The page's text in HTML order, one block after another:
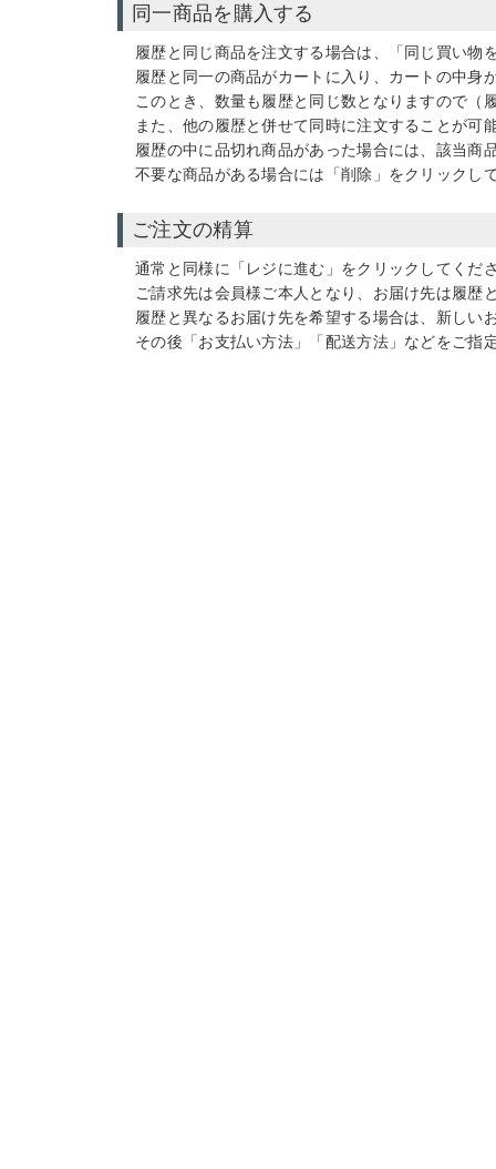
同一商品を購入する
履歴と同じ商品を注文する場合は、「同じ買い物
履歴と同一の商品がカートに入り、カートの中身
このとき、数量も履歴と同じ数となりますので
また、他の履歴と併せて同時に注文することが可
履歴の中に品切れ商品があった場合には、該当商
不要な商品がある場合には「削除」をクリックし
ご注文の精算
通常と同様に「レジに進む」をクリックしてくだ
ご請求先は会員様ご本人となり、お届け先は履歴
履歴と異なるお届け先を希望する場合は、新しい
その後「お支払い方法」「配送方法」などをご指